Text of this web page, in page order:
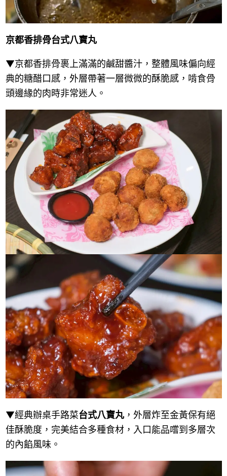
京都香排骨台式八寶丸
▼京都香排骨裹上滿滿的鹹甜醬汁，整體風味偏向經
典的糖醋口感，外層帶著一層微微的酥脆感，啃食骨
頭邊緣的肉時非常迷人。
▼經典辦桌手路菜台式八寶丸，外層炸至金黃保有絕
佳酥脆度，完美結合多種食材，入口能品嚐到多層次
的內餡風味。